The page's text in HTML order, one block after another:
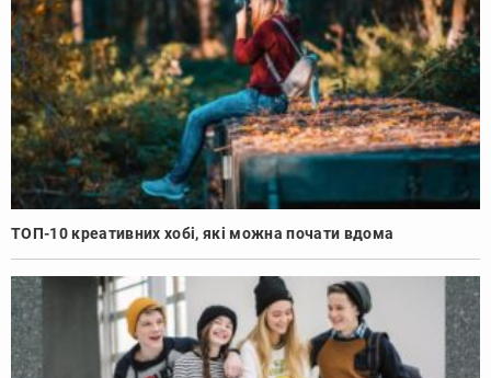
ТОП-10 креативних хобі, які можна почати вдома